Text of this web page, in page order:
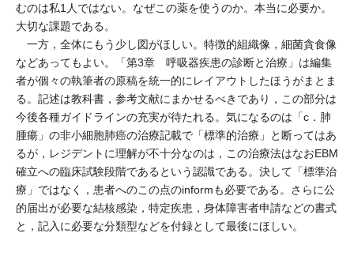
むのは私1人ではない。なぜこの薬を使うのか。本当に必要か。
大切な課題である。
一方，全体にもう少し図がほしい。特徴的組織像，細菌貪食像
などあってもよい。「第3章 呼吸器疾患の診断と治療」は編集
者が個々の執筆者の原稿を統一的にレイアウトしたほうがまとま
る。記述は教科書，参考文献にまかせるべきであり，この部分は
今後各種ガイドラインの充実が待たれる。気になるのは「c．肺
腫瘍」の非小細胞肺癌の治療記載で「標準的治療」と断ってはあ
るが，レジデントに理解が不十分なのは，この治療法はなおEBM
確立への臨床試験段階であるという認識である。決して「標準治
療」ではなく，患者へのこの点のinformも必要である。さらに公
的届出が必要な結核感染，特定疾患，身体障害者申請などの書式
と，記入に必要な分類型などを付録として最後にほしい。